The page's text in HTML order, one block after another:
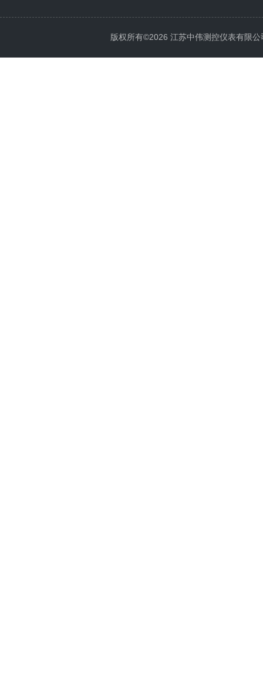
版权所有©2026 江苏中伟测控仪表有限